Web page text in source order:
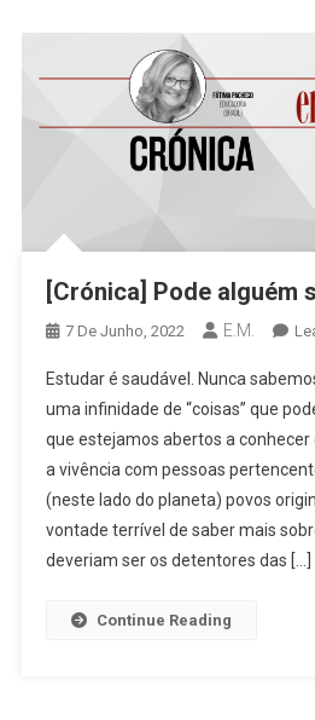
[Crónica] Pode alguém
7 De Junho, 2022 E.M.
Estudar é saudável. Nunca
uma infinidade de “coisas” que
que estejamos abertos a conhecer
a vivência com pessoas
(neste lado do planeta) povos
vontade terrível de saber mais
deveriam ser os detentores das […]
Continue Reading